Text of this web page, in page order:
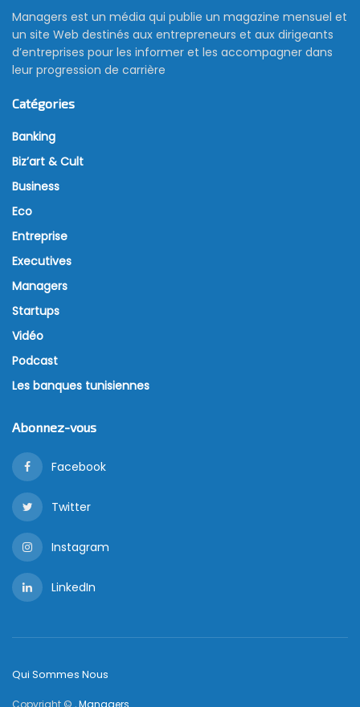
Managers est un média qui publie un magazine mensuel et
un site Web destinés aux entrepreneurs et aux dirigeants
d’entreprises pour les informer et les accompagner dans
leur progression de carrière
Catégories
Banking
Biz’art & Cult
Business
Eco
Entreprise
Executives
Managers
Startups
Vidéo
Podcast
Les banques tunisiennes
Abonnez-vous
Facebook
Twitter
Instagram
LinkedIn
Qui Sommes Nous
Copyright © ,Managers